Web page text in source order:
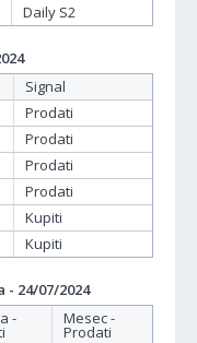
Daily S2
Signal
Prodati
Prodati
Prodati
Prodati
Kupiti
Kupiti
24/07/2024
- Mesec -
Prodati